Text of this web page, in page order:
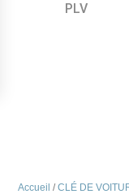
PLV
Accueil /CLÉ DE